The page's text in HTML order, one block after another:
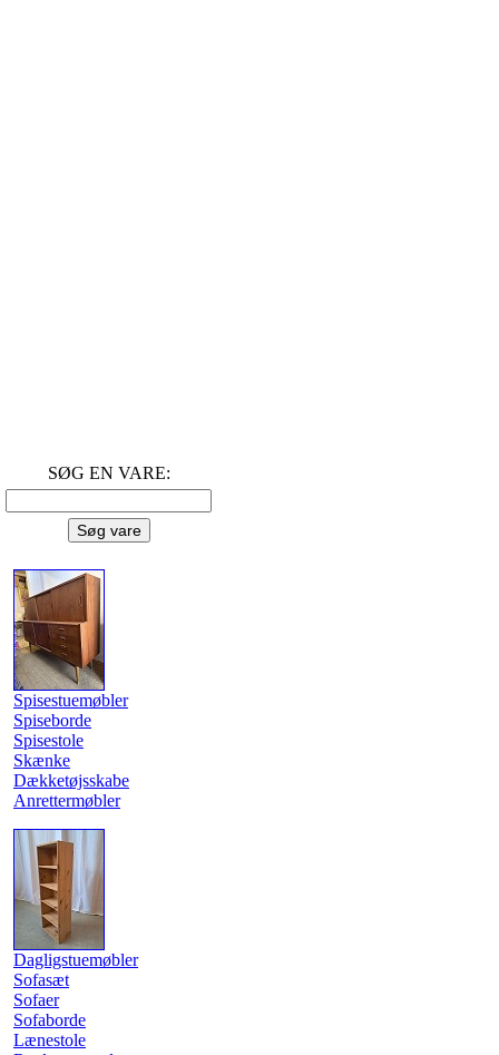
SØG EN VARE:
Spisestuemøbler
Spiseborde
Spisestole
Skænke
Dækketøjsskabe
Anrettermøbler
Dagligstuemøbler
Sofasæt
Sofaer
Sofaborde
Lænestole